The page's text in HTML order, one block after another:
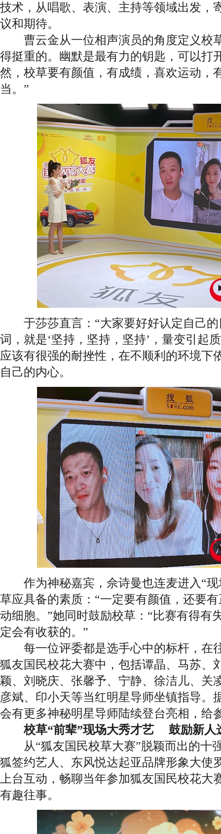
技术，从唱歌、表演、主持等领域出发，
议和期待。
曹云金从一位相声演员的角度定义校
得挺重的。幽默是最有力的钥匙，可以打
然，校草要有颜值，有成绩，喜欢运动，
当。”
于莎莎直言：“大家要好好认定自己的
词，就是‘坚持，坚持，坚持’，量变引起
应该有很强的耐挫性，在不顺利的环境下
自己的内心。
作为神秘嘉宾，佘诗曼也连麦进入“现
草应具备的素质：“一定要有颜值，还要
动细胞。”她同时鼓励校草：“比赛有得有
定会有收获的。”
每一位评委都是选手心中的标杆，在
狐友国民校花大赛中，包括谭晶、马苏、
颖、刘晓庆、张馨予、宁静、徐洁儿、关
彦斌、印小天等当红明星导师坐镇指导。
会有更多神秘明星导师陆续登台亮相，给
校草“前辈”现场大秀才艺 鼓励新人
从“狐友国民校草大赛”脱颖而出的十
狐签约艺人、东风悦达起亚品牌形象大使
上台互动，畅聊当年参加狐友国民校花大
有趣往事。